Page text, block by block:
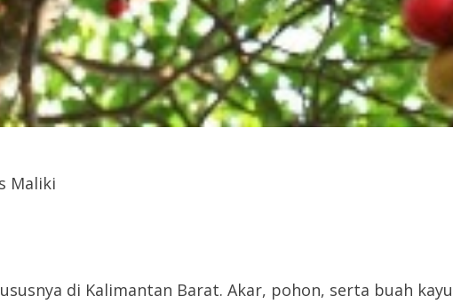
Maliki
di Kalimantan Barat. Akar, pohon, serta buah